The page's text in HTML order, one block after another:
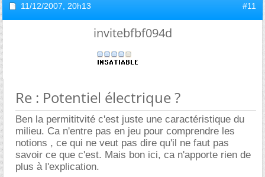
11/12/2007, 20h13 #11
invitebfbf094d
Re : Potentiel électrique ?
Ben la permititvité c'est juste une caractéristique du
milieu. Ca n'entre pas en jeu pour comprendre les
notions , ce qui ne veut pas dire qu'il ne faut pas
savoir ce que c'est. Mais bon ici, ca n'apporte rien de
plus à l'explication.